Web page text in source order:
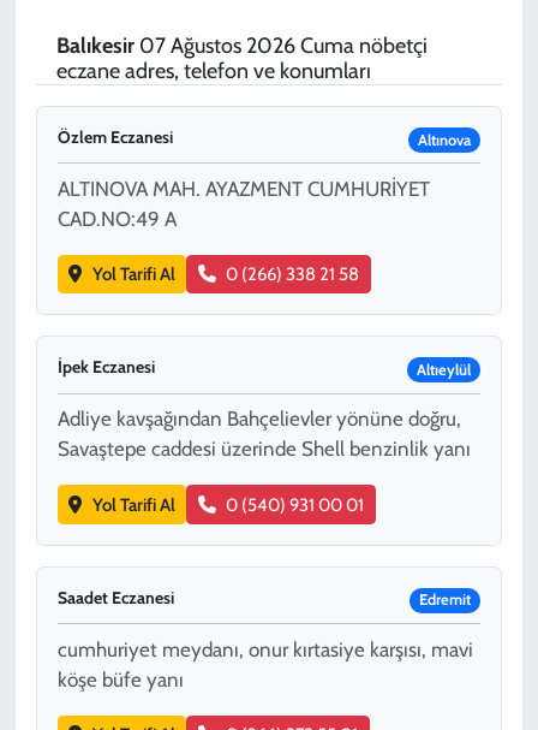
Balıkesir07 Ağustos 2026 Cuma nöbetçi
eczane adres, telefon ve konumları
Özlem Eczanesi Altınova
ALTINOVA MAH. AYAZMENT CUMHURİYET
CAD.NO:49 A
Yol Tarifi Al 0 (266) 338 21 58
İpek Eczanesi Altıeylül
Adliye kavşağından Bahçelievler yönüne doğru,
Savaştepe caddesi üzerinde Shell benzinlik yanı
Yol Tarifi Al 0 (540) 931 00 01
Saadet Eczanesi Edremit
cumhuriyet meydanı, onur kırtasiye karşısı, mavi
köşe büfe yanı
SPOR
TEKNOLOJİ
YAŞAM